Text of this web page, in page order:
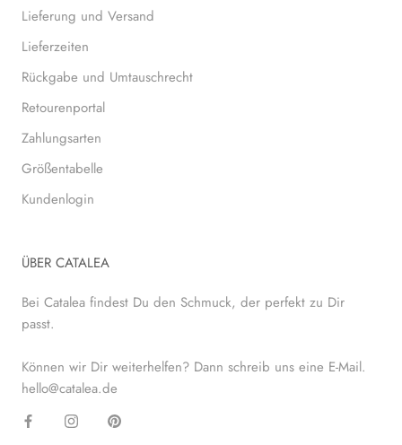
Lieferung und Versand
Lieferzeiten
Rückgabe und Umtauschrecht
Retourenportal
Zahlungsarten
Größentabelle
Kundenlogin
ÜBER CATALEA
Bei Catalea findest Du den Schmuck, der perfekt zu Dir
passt.
Können wir Dir weiterhelfen? Dann schreib uns eine E-Mail.
hello@catalea.de